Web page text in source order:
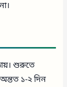
শুরুতে
১-২ দিন